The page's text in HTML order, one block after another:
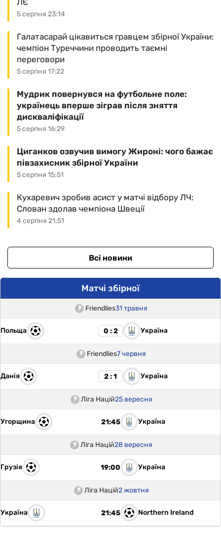
5 серпня 23:14
ЛЄ
5 серпня 17:22
Галатасарай цікавиться гравцем збірної України:
чемпіон Туреччини проводить таємні
переговори
5 серпня 16:29
Мудрик повернувся на футбольне поле:
українець вперше зіграв після зняття
дискваліфікації
5 серпня 15:51
Циганков озвучив вимогу Жироні: чого бажає
півзахисник збірної України
4 серпня 21:51
Кухаревич зробив асист у матчі відбору ЛЧ:
Слован здолав чемпіона Швеції
Всі новини
Матчі збірної
Friendlies31 травня
Польща 0 : 2 Україна
Friendlies7 червня
Данія 2 : 1 Україна
Ліга Націй25 вересня
Угорщина 21:45 Україна
Ліга Націй28 вересня
Грузія 19:00 Україна
Ліга Націй2 жовтня
Україна 21:45 Northern Ireland